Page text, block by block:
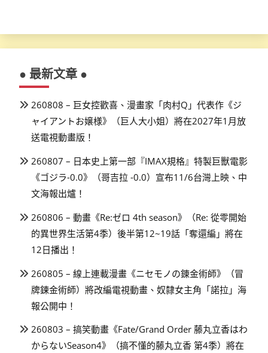
● 最新文章 ●
260808 – 巨女控歡喜、漫畫家「肉村Q」代表作《ジ
ャイアントお嬢様》（巨人大小姐）將在2027年1月放
送電視動畫版！
260807 – 日本史上第一部『IMAX規格』特製巨獸電影
《ゴジラ-0.0》（哥吉拉 -0.0）宣布11/6台灣上映、中
文海報出爐！
260806 – 動畫《Re:ゼロ 4th season》（Re: 從零開始
的異世界生活第4季）後半第12~19話「奪還編」將在
12日播出！
260805 – 線上連載漫畫《ニセモノの錬金術師》（冒
牌鍊金術師）將改編電視動畫、奴隸女主角「諾拉」海
報公開中！
260803 – 搞笑動畫《Fate/Grand Order 藤丸立香はわ
からないSeason4》（搞不懂的藤丸立香 第4季）將在